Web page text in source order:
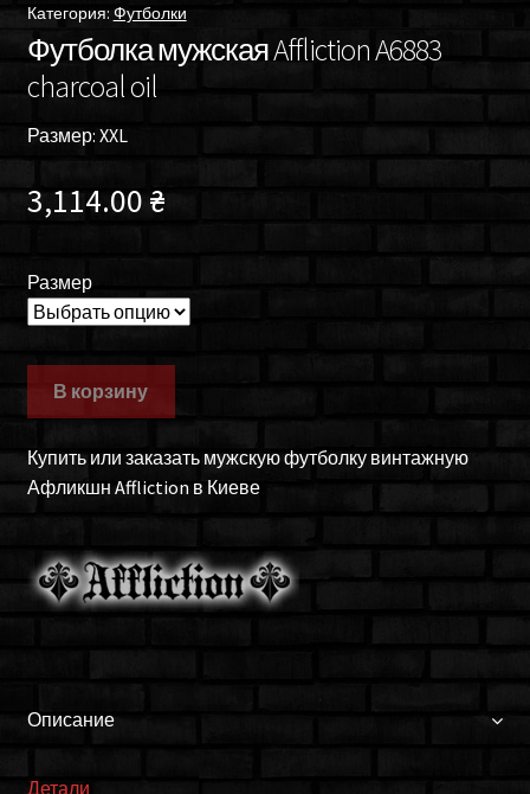
Категория: Футболки
Футболка мужская Affliction A6883
charcoal oil
Размер: XXL
3,114.00 ₴
Размер
В корзину
Купить или заказать мужскую футболку винтажную
Афликшн Affliction в Киеве
Описание
Детали